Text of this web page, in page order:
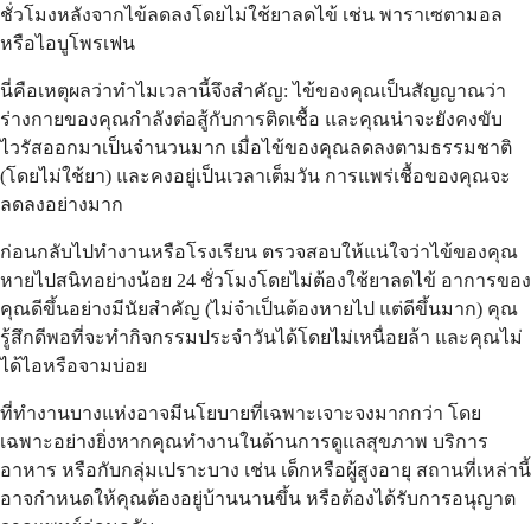
ชั่วโมงหลังจากไข้ลดลงโดยไม่ใช้ยาลดไข้ เช่น พาราเซตามอล
หรือไอบูโพรเฟน
นี่คือเหตุผลว่าทำไมเวลานี้จึงสำคัญ: ไข้ของคุณเป็นสัญญาณว่า
ร่างกายของคุณกำลังต่อสู้กับการติดเชื้อ และคุณน่าจะยังคงขับ
ไวรัสออกมาเป็นจำนวนมาก เมื่อไข้ของคุณลดลงตามธรรมชาติ
(โดยไม่ใช้ยา) และคงอยู่เป็นเวลาเต็มวัน การแพร่เชื้อของคุณจะ
ลดลงอย่างมาก
ก่อนกลับไปทำงานหรือโรงเรียน ตรวจสอบให้แน่ใจว่าไข้ของคุณ
หายไปสนิทอย่างน้อย 24 ชั่วโมงโดยไม่ต้องใช้ยาลดไข้ อาการของ
คุณดีขึ้นอย่างมีนัยสำคัญ (ไม่จำเป็นต้องหายไป แต่ดีขึ้นมาก) คุณ
รู้สึกดีพอที่จะทำกิจกรรมประจำวันได้โดยไม่เหนื่อยล้า และคุณไม่
ได้ไอหรือจามบ่อย
ที่ทำงานบางแห่งอาจมีนโยบายที่เฉพาะเจาะจงมากกว่า โดย
เฉพาะอย่างยิ่งหากคุณทำงานในด้านการดูแลสุขภาพ บริการ
อาหาร หรือกับกลุ่มเปราะบาง เช่น เด็กหรือผู้สูงอายุ สถานที่เหล่านี้
อาจกำหนดให้คุณต้องอยู่บ้านนานขึ้น หรือต้องได้รับการอนุญาต